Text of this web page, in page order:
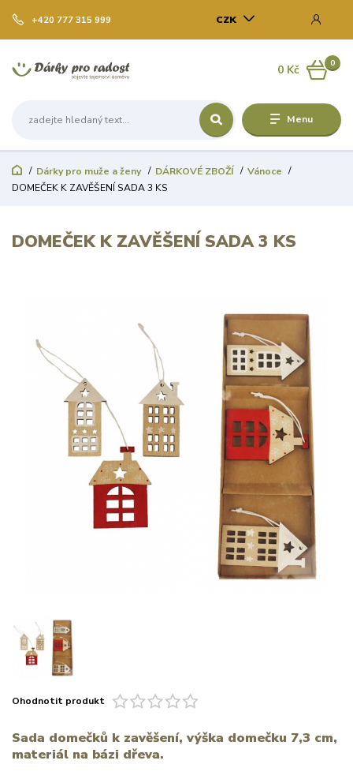
Menu
CZK
+420 777 315 999
0
0 Kč
Dárky pro muže a ženy DÁRKOVÉ ZBOŽÍ
Vánoce
DOMEČEK K ZAVĚŠENÍ SADA 3 KS
DOMEČEK K ZAVĚŠENÍ SADA 3 KS
Ohodnotit produkt
Sada domečků k zavěšení, výška domečku 7,3 cm,
materiál na bázi dřeva.